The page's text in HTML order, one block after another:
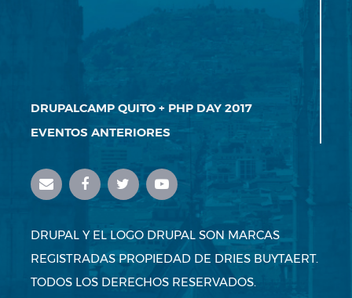
DRUPALCAMP QUITO + PHP DAY 2017
EVENTOS ANTERIORES
DRUPAL Y EL LOGO DRUPAL SON MARCAS
REGISTRADAS PROPIEDAD DE DRIES BUYTAERT.
TODOS LOS DERECHOS RESERVADOS.